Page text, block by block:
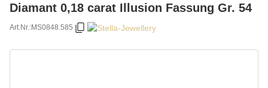
Diamant 0,18 carat Illusion Fassung Gr. 54
Art.Nr.:MS0848.585